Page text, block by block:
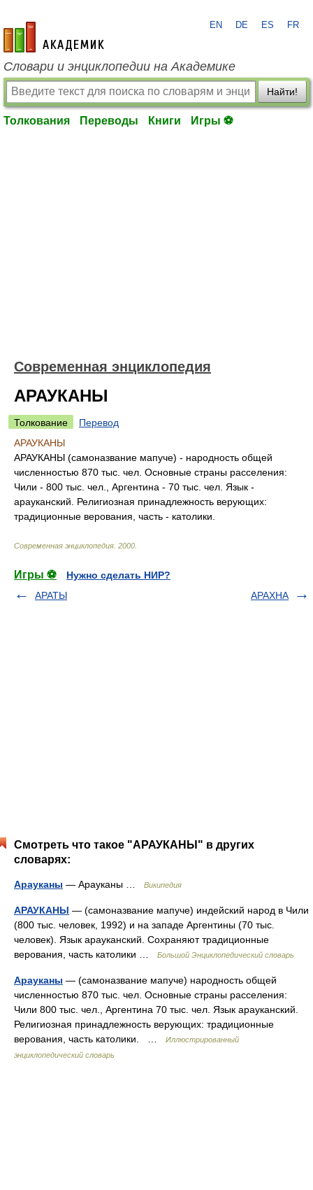
academic.ru
EN DE ES FR
Словари и энциклопедии на Академике
Найти!
Толкования Переводы Книги Игры ⚽
Современная энциклопедия
АРАУКАНЫ
Толкование
Перевод
АРАУКАНЫ
АРАУКАНЫ (самоназвание мапуче) - народность общей
численностью 870 тыс. чел. Основные страны расселения:
Чили - 800 тыс. чел., Аргентина - 70 тыс. чел. Язык -
арауканский. Религиозная принадлежность верующих:
традиционные верования, часть - католики.
Современная энциклопедия 2000
Игры ⚽
Нужно сделать НИР?
АРАТЫ
АРАХНА
Смотреть что такое "АРАУКАНЫ" в других
словарях:
Арауканы — Арауканы … Википедия
АРАУКАНЫ — (самоназвание мапуче) индейский народ в Чили
(800 тыс. человек, 1992) и на западе Аргентины (70 тыс.
человек). Язык арауканский. Сохраняют традиционные
верования, часть католики …
Большой Энциклопедический словарь
Арауканы — (самоназвание мапуче) народность общей
численностью 870 тыс. чел. Основные страны расселения:
Чили 800 тыс. чел., Аргентина 70 тыс. чел. Язык арауканский.
Религиозная принадлежность верующих: традиционные
верования, часть католики. …
Иллюстрированный
энциклопедический словарь